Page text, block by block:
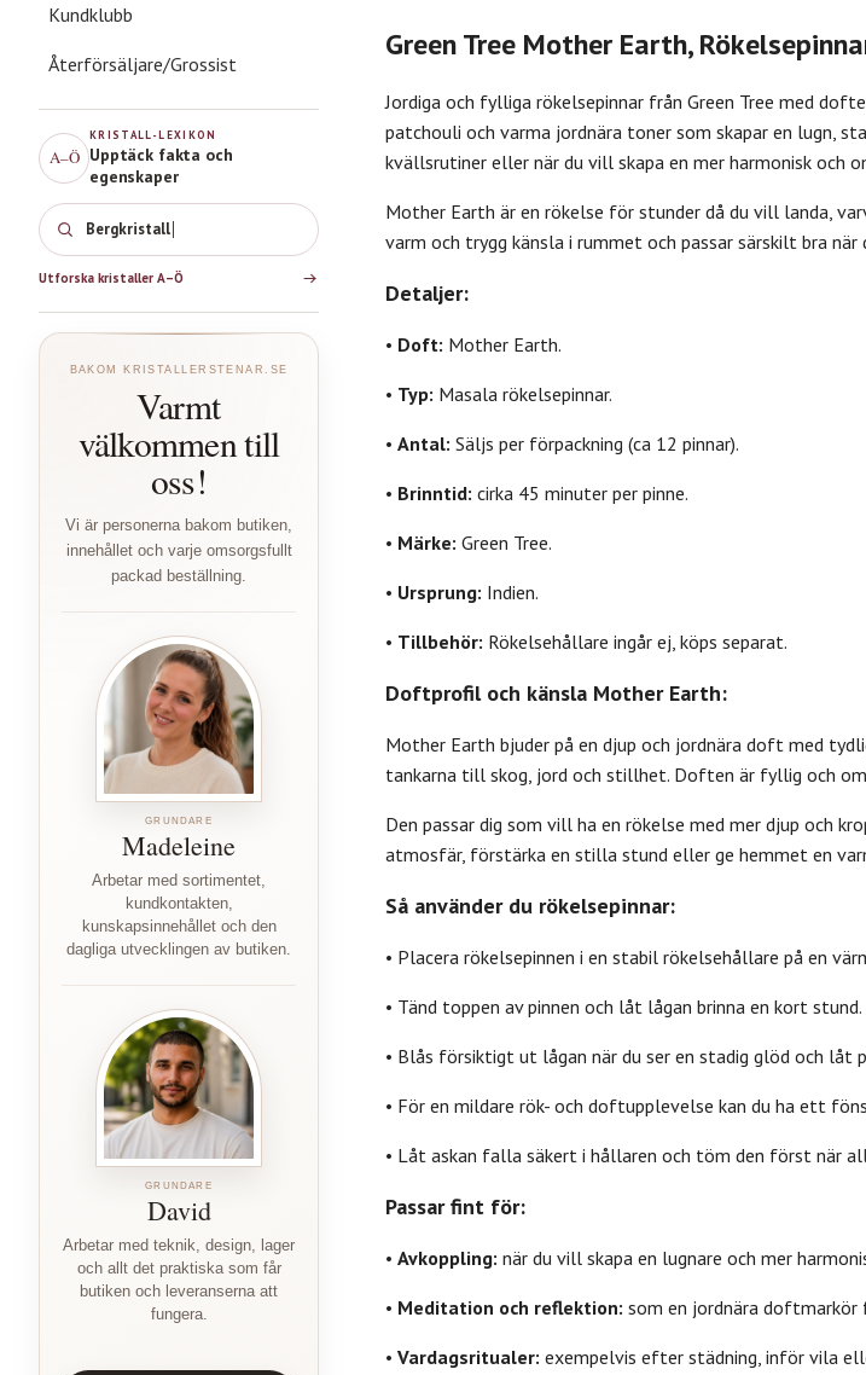
Kundklubb
Återförsäljare/Grossist
A–Ö
KRISTALL-LEXIKON
Upptäck fakta och
egenskaper
Bergk
Utforska kristaller A–Ö
BAKOM KRISTALLERSTENAR.SE
Varmt
välkommen till
oss!
Vi är personerna bakom butiken,
innehållet och varje omsorgsfullt
packad beställning.
GRUNDARE
Madeleine
Arbetar med sortimentet,
kundkontakten,
kunskapsinnehållet och den
dagliga utvecklingen av butiken.
GRUNDARE
David
Arbetar med teknik, design, lager
och allt det praktiska som får
butiken och leveranserna att
fungera.
Green Tree Mother Earth,
Jordiga och fylliga rökelsepinnar från Green Tree med
patchouli och varma jordnära toner som skapar en lugn,
kvällsrutiner eller när du vill skapa en mer harmonisk och
Mother Earth är en rökelse för stunder då du vill landa,
varm och trygg känsla i rummet och passar särskilt bra när
Detaljer:
• Doft: Mother Earth.
• Typ: Masala rökelsepinnar.
• Antal: Säljs per förpackning (ca 12 pinnar).
• Brinntid: cirka 45 minuter per pinne.
• Märke: Green Tree.
• Ursprung: Indien.
• Tillbehör: Rökelsehållare ingår ej, köps separat.
Doftprofil och känsla Mother Earth:
Mother Earth bjuder på en djup och jordnära doft med
tankarna till skog, jord och stillhet. Doften är fyllig och
Den passar dig som vill ha en rökelse med mer djup och
atmosfär, förstärka en stilla stund eller ge hemmet en
Så använder du rökelsepinnar:
• Placera rökelsepinnen i en stabil rökelsehållare på en
• Tänd toppen av pinnen och låt lågan brinna en kort stund.
• Blås försiktigt ut lågan när du ser en stadig glöd och låt
• För en mildare rök- och doftupplevelse kan du ha ett
• Låt askan falla säkert i hållaren och töm den först när
Passar fint för:
• Avkoppling: när du vill skapa en lugnare och mer
• Meditation och reflektion: som en jordnära
• Vardagsritualer: exempelvis efter städning, inför vila